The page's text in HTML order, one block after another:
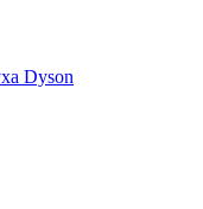
Dyson